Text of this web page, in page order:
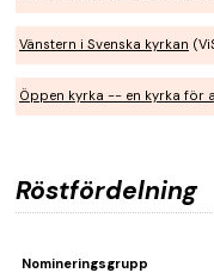
Vänstern i Svenska kyrkan
Öppen kyrka -- en kyrka för
Röstfördelning
Nomineringsgrupp